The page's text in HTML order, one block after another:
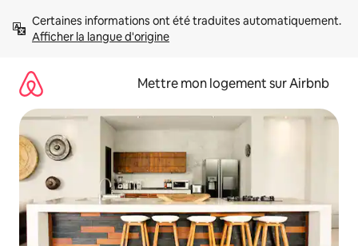
directement
Afficher la langue d'origine
Mettre mon logement sur Airbnb